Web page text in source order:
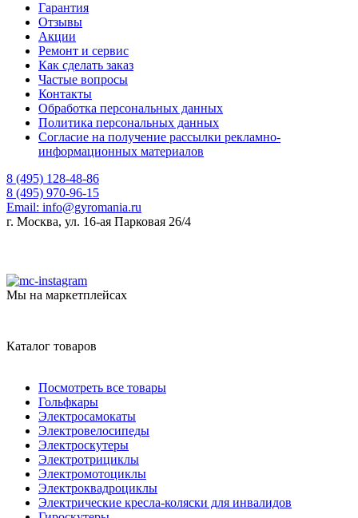
Гарантия
Отзывы
Акции
Ремонт и сервис
Как сделать заказ
Частые вопросы
Контакты
Обработка персональных данных
Политика персональных данных
Согласие на получение рассылки рекламно-
информационных материалов
8 (495) 128-48-86
8 (495) 970-96-15
Email: info@gyromania.ru
г. Москва, ул. 16-ая Парковая 26/4
Мы на маркетплейсах
Каталог товаров
Посмотреть все товары
Гольфкары
Электросамокаты
Электровелосипеды
Электроскутеры
Электротрициклы
Электромотоциклы
Электроквадроциклы
Электрические кресла-коляски для инвалидов